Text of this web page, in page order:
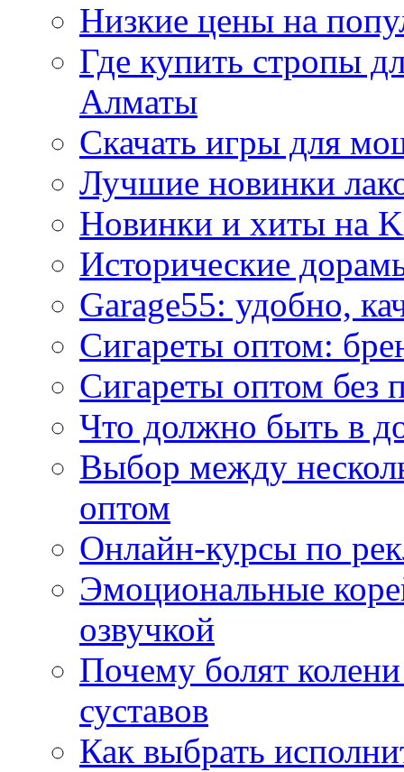
Низкие цены на
Где купить стропы
Алматы
Скачать игры для
Лучшие новинки
Новинки и хиты на
Исторические
Garage55: удобно,
Сигареты оптом:
Сигареты оптом без
Что должно быть в
Выбор между
оптом
Онлайн-курсы по
Эмоциональные
озвучкой
Почему болят
суставов
Как выбрать